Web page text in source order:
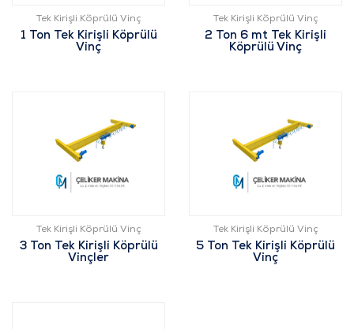
Tek Kirişli Köprülü Vinç
1 Ton Tek Kirişli Köprülü
Vinç
Tek Kirişli Köprülü Vinç
2 Ton 6 mt Tek Kirişli
Köprülü Vinç
Tek Kirişli Köprülü Vinç
3 Ton Tek Kirişli Köprülü
Vinçler
Tek Kirişli Köprülü Vinç
5 Ton Tek Kirişli Köprülü
Vinç